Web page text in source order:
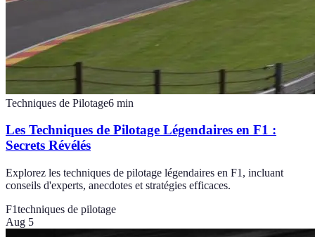
Techniques de Pilotage6 min
Les Techniques de Pilotage Légendaires en F1 :
Secrets Révélés
Explorez les techniques de pilotage légendaires en F1, incluant
conseils d'experts, anecdotes et stratégies efficaces.
F1techniques de pilotage
Aug 5